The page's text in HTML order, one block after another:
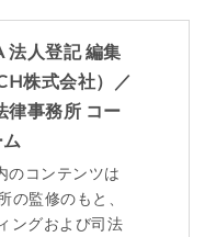
法人登記 編集
株式会社）／
律事務所 コー
のコンテンツは
の監修のもと、
ングおよび司法